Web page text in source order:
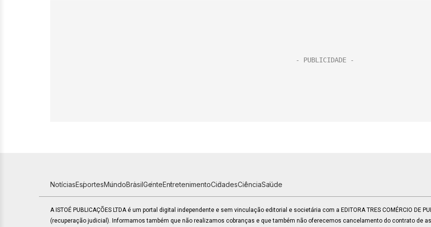
NotíciasEsportesMundoBrasilGenteEntretenimentoCidadesCiênciaSaúde
A ISTOÉ PUBLICAÇÕES LTDA é um portal digital independente e sem vinculação editorial e societária com a EDITORA TRES COMÉRCIO DE
(recuperação judicial). Informamos também que não realizamos cobranças e que também não oferecemos cancelamento do contrato de